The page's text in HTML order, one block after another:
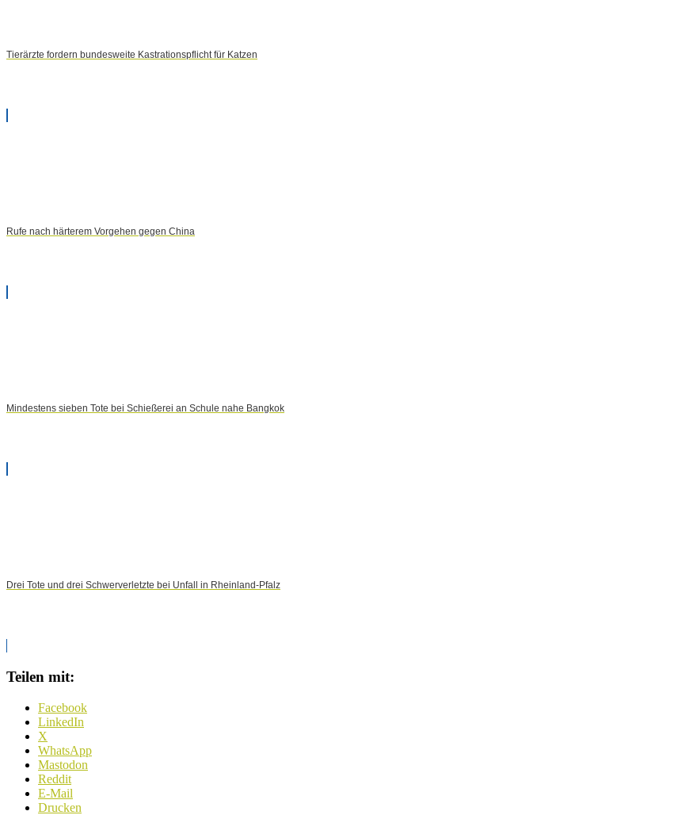
Tierärzte fordern bundesweite Kastrationspflicht für Katzen
Rufe nach härterem Vorgehen gegen China
Mindestens sieben Tote bei Schießerei an Schule nahe Bangkok
Drei Tote und drei Schwerverletzte bei Unfall in Rheinland-Pfalz
Teilen mit:
Facebook
LinkedIn
X
WhatsApp
Mastodon
Reddit
E-Mail
Drucken